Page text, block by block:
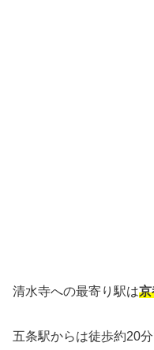
清水寺への最寄り駅は京
五条駅からは徒歩約20